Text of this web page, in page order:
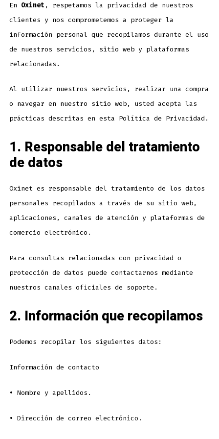
En Oxinet , respetamos la privacidad de nuestros
clientes y nos comprometemos a proteger la
información personal que recopilamos durante el uso
de nuestros servicios, sitio web y plataformas
relacionadas.
Al utilizar nuestros servicios, realizar una compra
o navegar en nuestro sitio web, usted acepta las
prácticas descritas en esta Política de Privacidad.
1. Responsable del tratamiento
de datos
Oxinet es responsable del tratamiento de los datos
personales recopilados a través de su sitio web,
aplicaciones, canales de atención y plataformas de
comercio electrónico.
Para consultas relacionadas con privacidad o
protección de datos puede contactarnos mediante
nuestros canales oficiales de soporte.
2. Información que recopilamos
Podemos recopilar los siguientes datos:
Información de contacto
• Nombre y apellidos.
• Dirección de correo electrónico.